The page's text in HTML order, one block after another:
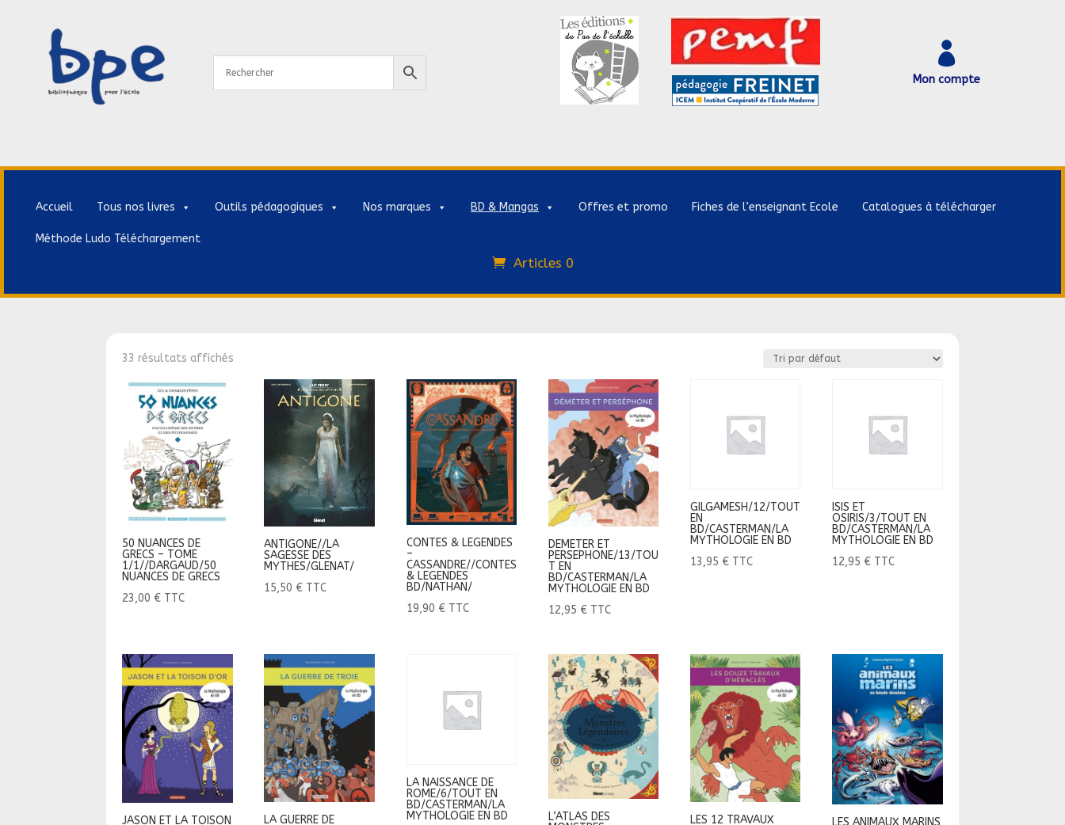

Mon compte
Accueil Tous nos livres Outils pédagogiques Nos marques BD & Mangas Offres et promo Fiches de l’enseignant Ecole Catalogues à télécharger
Méthode Ludo Téléchargement
Articles 0
33 résultats affichés
50 NUANCES DE
GRECS – TOME
1/1//DARGAUD/50
NUANCES DE GRECS
23,00 € TTC
ANTIGONE//LA
SAGESSE DES
MYTHES/GLENAT/
15,50 € TTC
CONTES & LEGENDES
–
CASSANDRE//CONTES
& LEGENDES
BD/NATHAN/
19,90 € TTC
DEMETER ET
PERSEPHONE/13/TOU
T EN
BD/CASTERMAN/LA
MYTHOLOGIE EN BD
12,95 € TTC
GILGAMESH/12/TOUT
EN
BD/CASTERMAN/LA
MYTHOLOGIE EN BD
13,95 € TTC
ISIS ET
OSIRIS/3/TOUT EN
BD/CASTERMAN/LA
MYTHOLOGIE EN BD
12,95 € TTC
JASON ET LA TOISON
LA GUERRE DE
LA NAISSANCE DE
ROME/6/TOUT EN
BD/CASTERMAN/LA
MYTHOLOGIE EN BD
L’ATLAS DES
LES 12 TRAVAUX